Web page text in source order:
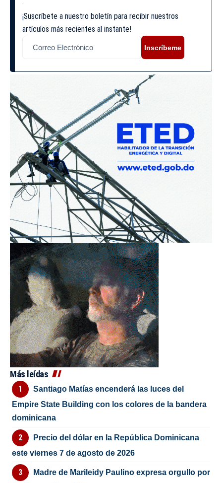
¡Suscríbete a nuestro boletín para recibir nuestros
artículos más recientes al instante!
Inscríbeme
Más leídas
Santiago Matías encenderá las luces del
Empire State Building con los colores de la bandera
dominicana
Precio del dólar en la República Dominicana
este viernes 7 de agosto de 2026
Madre de Marileidy Paulino expresa orgullo por